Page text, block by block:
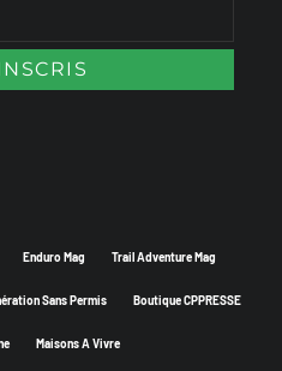
Enduro Mag Trail Adventure Mag
Sans Permis Boutique CPPRESSE
Maisons A Vivre